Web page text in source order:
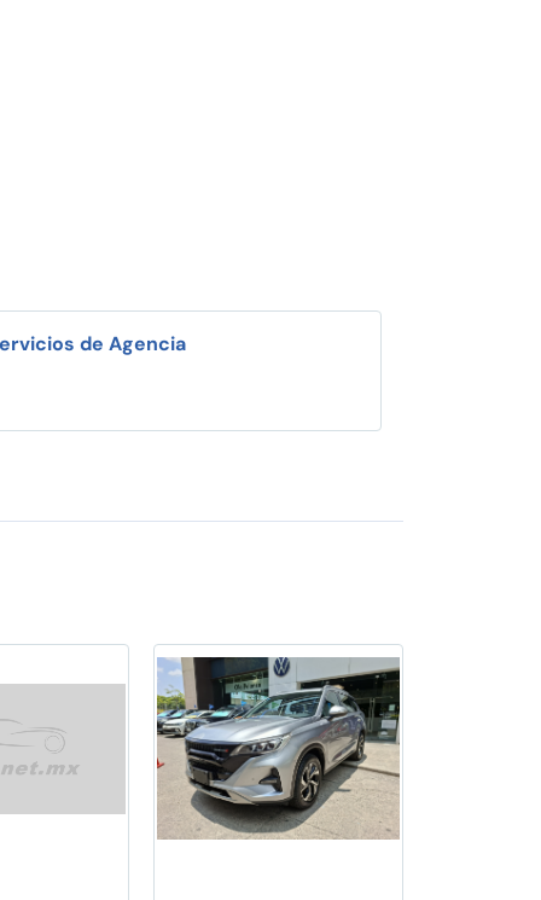
de Agencia